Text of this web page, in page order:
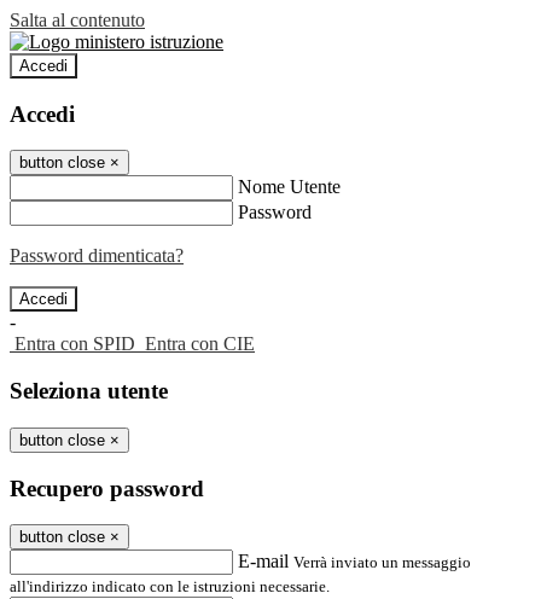
Salta al contenuto
Accedi
Accedi
button close ×
Nome Utente
Password
Password dimenticata?
-
Entra con SPID Entra con CIE
Seleziona utente
button close ×
Recupero password
button close ×
E-mail Verrà inviato un messaggio
all'indirizzo indicato con le istruzioni necessarie.